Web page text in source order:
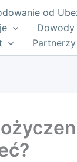
od
Partnerzy